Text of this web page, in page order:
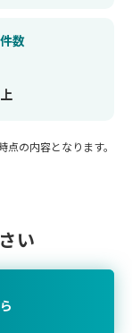
数
の内容となります。
い